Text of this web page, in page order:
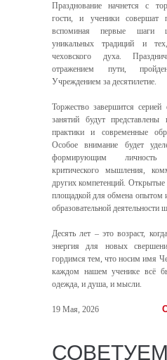
Празднование начнется с
гости, и ученики совершат
вспоминая первые шаги
уникальных традиций и
чеховского духа.
отражением пути,
Учреждением за десятилетие.
Торжество завершится
занятий будут представлены
практики и современные
Особое внимание будет
формирующим личность
критического мышления,
других компетенций.
площадкой для обмена опытом
образовательной деятельности
Десять лет – это возраст,
энергия для новых
гордимся тем, что носим имя
каждом нашем ученике всё
одежда, и душа, и мысли.
19 Мая, 2026
СОВЕТУЕМ